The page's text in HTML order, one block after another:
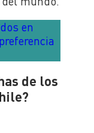
en
de los